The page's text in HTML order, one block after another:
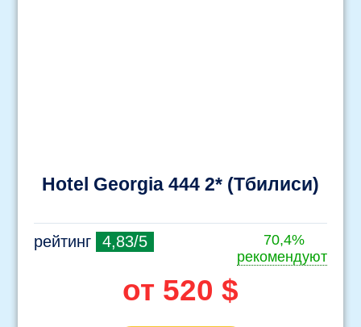
Hotel Georgia 444 2* (Тбилиси)
рейтинг 4,83/5
70,4%
рекомендуют
от 520 $